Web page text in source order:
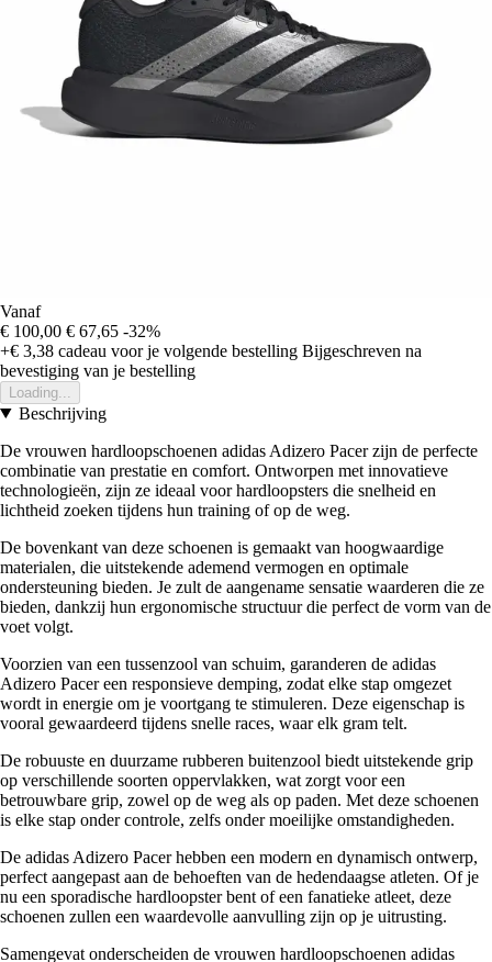
Vanaf
€ 100,00 € 67,65 -32%
+€ 3,38 cadeau voor je volgende bestelling Bijgeschreven na
bevestiging van je bestelling
Loading...
Beschrijving
De vrouwen hardloopschoenen adidas Adizero Pacer zijn de perfecte
combinatie van prestatie en comfort. Ontworpen met innovatieve
technologieën, zijn ze ideaal voor hardloopsters die snelheid en
lichtheid zoeken tijdens hun training of op de weg.
De bovenkant van deze schoenen is gemaakt van hoogwaardige
materialen, die uitstekende ademend vermogen en optimale
ondersteuning bieden. Je zult de aangename sensatie waarderen die ze
bieden, dankzij hun ergonomische structuur die perfect de vorm van de
voet volgt.
Voorzien van een tussenzool van schuim, garanderen de adidas
Adizero Pacer een responsieve demping, zodat elke stap omgezet
wordt in energie om je voortgang te stimuleren. Deze eigenschap is
vooral gewaardeerd tijdens snelle races, waar elk gram telt.
De robuuste en duurzame rubberen buitenzool biedt uitstekende grip
op verschillende soorten oppervlakken, wat zorgt voor een
betrouwbare grip, zowel op de weg als op paden. Met deze schoenen
is elke stap onder controle, zelfs onder moeilijke omstandigheden.
De adidas Adizero Pacer hebben een modern en dynamisch ontwerp,
perfect aangepast aan de behoeften van de hedendaagse atleten. Of je
nu een sporadische hardloopster bent of een fanatieke atleet, deze
schoenen zullen een waardevolle aanvulling zijn op je uitrusting.
Samengevat onderscheiden de vrouwen hardloopschoenen adidas